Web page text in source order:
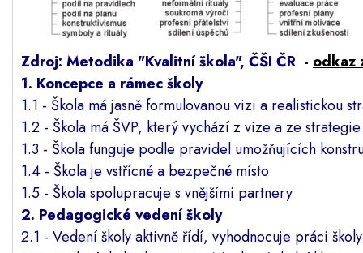
Zdroj: Metodika "Kvalitní škola", ČŠI ČR - odkaz
1. Koncepce a rámec školy
1.1 - Škola má jasně formulovanou vizi a realistickou
1.2 - Škola má ŠVP, který vychází z vize a ze
1.3 - Škola funguje podle pravidel umožňujících
1.4 - Škola je vstřícné a bezpečné místo
1.5 - Škola spolupracuje s vnějšími partnery
2. Pedagogické vedení školy
2.1 - Vedení školy aktivně řídí, vyhodnocuje práci